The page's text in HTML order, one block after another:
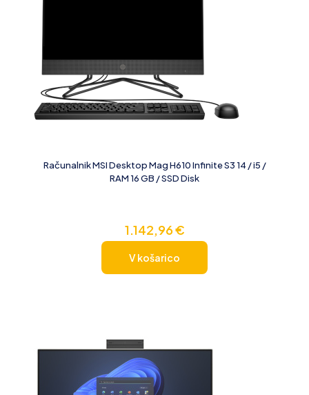
Računalnik MSI Desktop Mag H610 Infinite S3 14 / i5 /
RAM 16 GB / SSD Disk
1.142,96€
V košarico